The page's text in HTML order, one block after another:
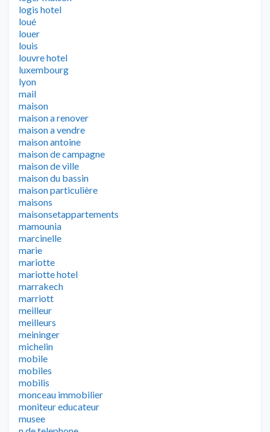
logis hotel
loué
louer
louis
louvre hotel
luxembourg
lyon
mail
maison
maison a renover
maison a vendre
maison antoine
maison de campagne
maison de ville
maison du bassin
maison particulière
maisons
maisonsetappartements
mamounia
marcinelle
marie
mariotte
mariotte hotel
marrakech
marriott
meilleur
meilleurs
meininger
michelin
mobile
mobiles
mobilis
monceau immobilier
moniteur educateur
musee